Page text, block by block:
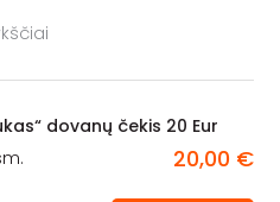
dovanų čekis 20 Eur
20,00 €